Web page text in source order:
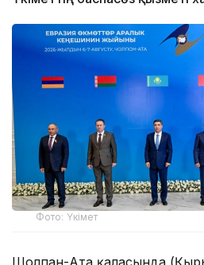
Фото: Үкімет
Шолпан-Ата қаласында